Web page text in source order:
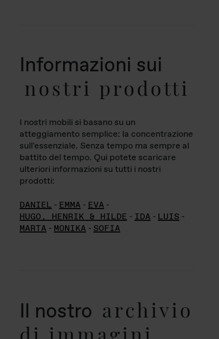
Informazioni sui
nostri prodotti
I nostri mobili si basano su un
atteggiamento semplice: la concentrazione
sull'essenziale. Senza tempo ma sempre al
battito del tempo. Qui potete scaricare
ulteriori informazioni su tutti i nostri
prodotti:
DANIEL - EMMA - EVA -
HUGO, HENRIK & HILDE - IDA - LUIS -
MARTA - MONIKA - SOFIA
Il nostro archivio